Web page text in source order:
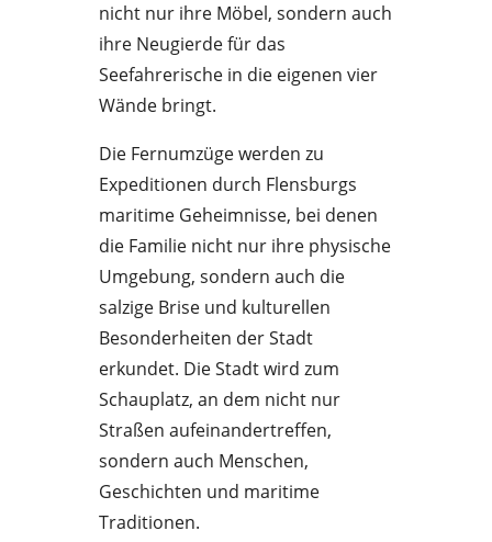
nicht nur ihre Möbel, sondern auch
ihre Neugierde für das
Seefahrerische in die eigenen vier
Wände bringt.
Die Fernumzüge werden zu
Expeditionen durch Flensburgs
maritime Geheimnisse, bei denen
die Familie nicht nur ihre physische
Umgebung, sondern auch die
salzige Brise und kulturellen
Besonderheiten der Stadt
erkundet. Die Stadt wird zum
Schauplatz, an dem nicht nur
Straßen aufeinandertreffen,
sondern auch Menschen,
Geschichten und maritime
Traditionen.